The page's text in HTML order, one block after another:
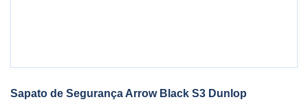
Sapato de Segurança Arrow Black S3 Dunlop